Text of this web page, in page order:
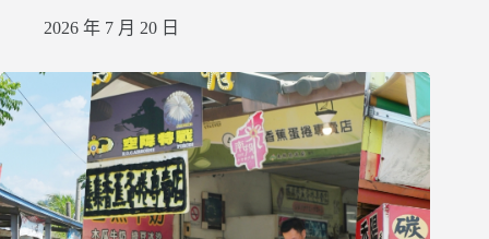
2026 年 7 月 20 日